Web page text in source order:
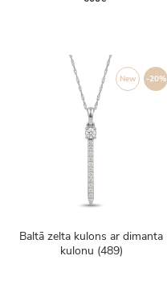
-20%
New
Baltā zelta kulons ar dimanta
kulonu (489)